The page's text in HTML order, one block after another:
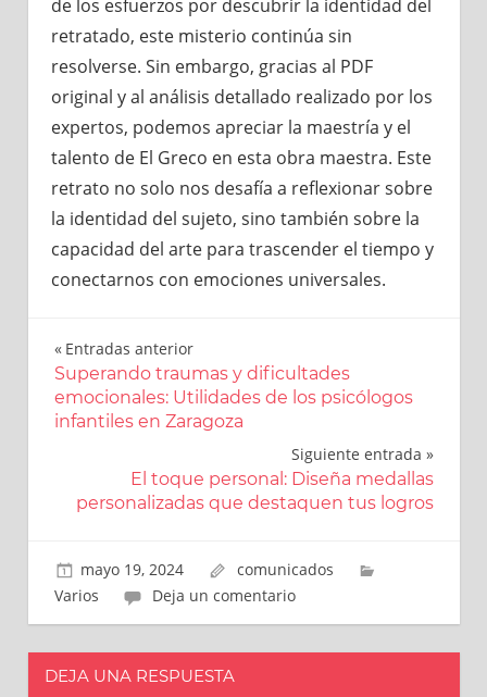
de los esfuerzos por descubrir la identidad del
retratado, este misterio continúa sin
resolverse. Sin embargo, gracias al PDF
original y al análisis detallado realizado por los
expertos, podemos apreciar la maestría y el
talento de El Greco en esta obra maestra. Este
retrato no solo nos desafía a reflexionar sobre
la identidad del sujeto, sino también sobre la
capacidad del arte para trascender el tiempo y
conectarnos con emociones universales.
Navegación
de
entradas
Entradas anterior
Superando traumas y dificultades
emocionales: Utilidades de los psicólogos
infantiles en Zaragoza
Siguiente entrada
El toque personal: Diseña medallas
personalizadas que destaquen tus logros
mayo 19, 2024
comunicados
Varios
Deja un comentario
DEJA UNA RESPUESTA